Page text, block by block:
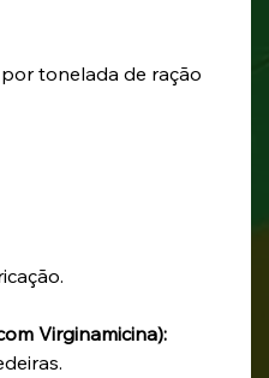
tonelada de ração
Virginamicina):